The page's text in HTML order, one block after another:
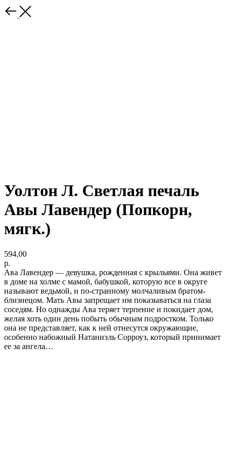
Уолтон Л. Светлая печаль
Авы Лавендер (Попкорн,
мягк.)
594,00
р.
Ава Лавендер — девушка, рожденная с крыльями. Она живет
в доме на холме с мамой, бабушкой, которую все в округе
называют ведьмой, и по-странному молчаливым братом-
близнецом. Мать Авы запрещает им показываться на глаза
соседям. Но однажды Ава теряет терпение и покидает дом,
желая хоть один день побыть обычным подростком. Только
она не представляет, как к ней отнесутся окружающие,
особенно набожный Натаниэль Сорроуз, который принимает
ее за ангела…